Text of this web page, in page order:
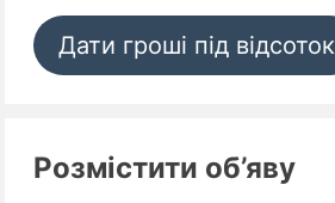
Дати гроші під відсоток
Розмістити об’яву